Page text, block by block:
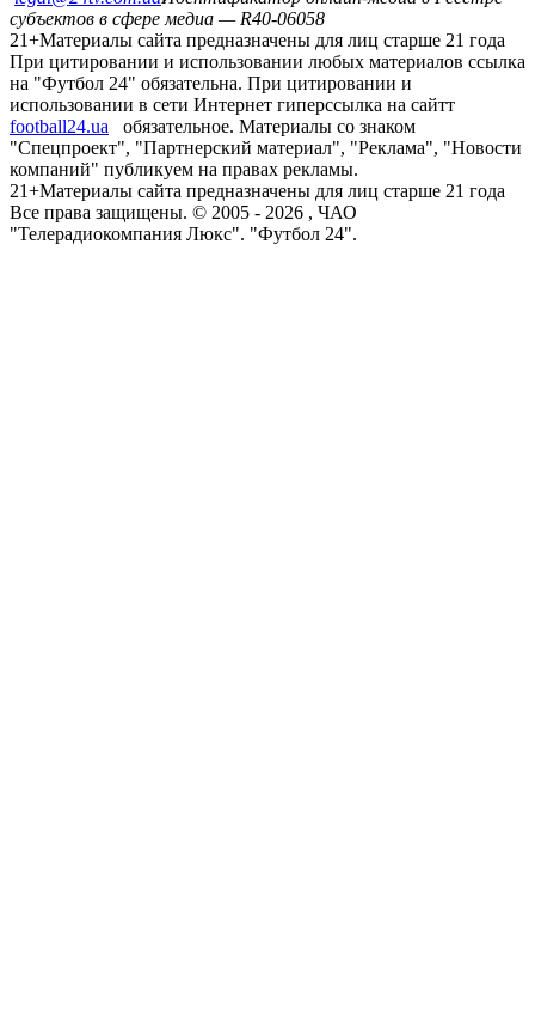
субъектов в сфере медиа — R40-06058
21+Материалы сайта предназначены для лиц старше 21 года
При цитировании и использовании любых материалов ссылка
на "Футбол 24" обязательна. При цитировании и
использовании в сети Интернет гиперссылка на сайтт
football24.ua
обязательное. Материалы со знаком
"Спецпроект", "Партнерский материал", "Реклама", "Новости
компаний" публикуем на правах рекламы.
21+Материалы сайта предназначены для лиц старше 21 года
Все права защищены. © 2005 - 2026 , ЧАО
"Телерадиокомпания Люкс". "Футбол 24".